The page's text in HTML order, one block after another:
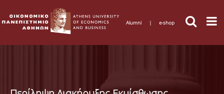
Alumni | e-shop